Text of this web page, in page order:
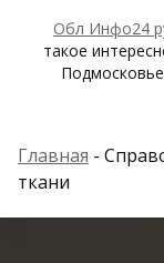
Обл Инфо24
такое
Подмосковье
Главная -
ткани